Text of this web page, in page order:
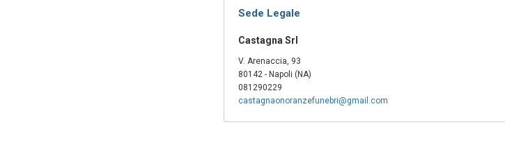
Sede Legale
Castagna Srl
V. Arenaccia, 93
80142 - Napoli (NA)
081290229
castagnaonoranzefunebri@gmail.com